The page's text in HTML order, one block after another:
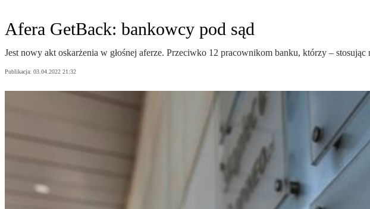
Afera GetBack: bankowcy pod sąd
Jest nowy akt oskarżenia w głośnej aferze. Przeciwko 12 pracownikom banku, którzy –
Publikacja: 03.04.2022 21:32